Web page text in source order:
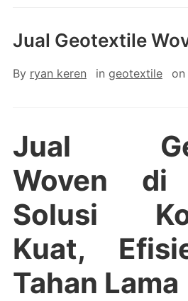
Jual Geotextile
By ryan keren in geotextile on
Jual
Woven di
Solusi
Kuat,
Tahan Lama